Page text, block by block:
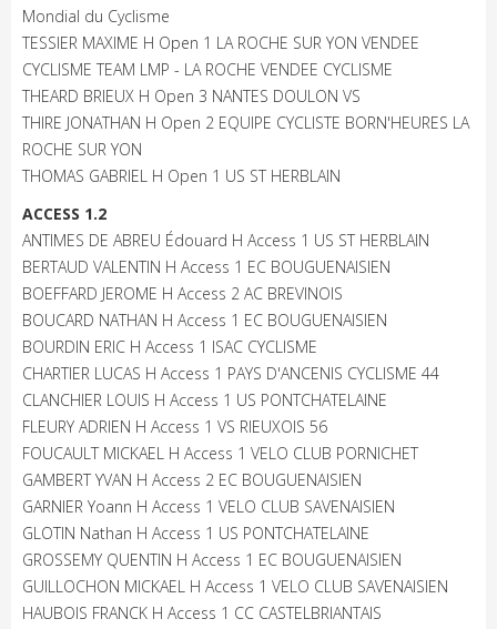
Mondial du Cyclisme
TESSIER MAXIME H Open 1 LA ROCHE SUR YON VENDEE
CYCLISME TEAM LMP - LA ROCHE VENDEE CYCLISME
THEARD BRIEUX H Open 3 NANTES DOULON VS
THIRE JONATHAN H Open 2 EQUIPE CYCLISTE BORN'HEURES LA
ROCHE SUR YON
THOMAS GABRIEL H Open 1 US ST HERBLAIN
ACCESS 1.2
ANTIMES DE ABREU Édouard H Access 1 US ST HERBLAIN
BERTAUD VALENTIN H Access 1 EC BOUGUENAISIEN
BOEFFARD JEROME H Access 2 AC BREVINOIS
BOUCARD NATHAN H Access 1 EC BOUGUENAISIEN
BOURDIN ERIC H Access 1 ISAC CYCLISME
CHARTIER LUCAS H Access 1 PAYS D'ANCENIS CYCLISME 44
CLANCHIER LOUIS H Access 1 US PONTCHATELAINE
FLEURY ADRIEN H Access 1 VS RIEUXOIS 56
FOUCAULT MICKAEL H Access 1 VELO CLUB PORNICHET
GAMBERT YVAN H Access 2 EC BOUGUENAISIEN
GARNIER Yoann H Access 1 VELO CLUB SAVENAISIEN
GLOTIN Nathan H Access 1 US PONTCHATELAINE
GROSSEMY QUENTIN H Access 1 EC BOUGUENAISIEN
GUILLOCHON MICKAEL H Access 1 VELO CLUB SAVENAISIEN
HAUBOIS FRANCK H Access 1 CC CASTELBRIANTAIS